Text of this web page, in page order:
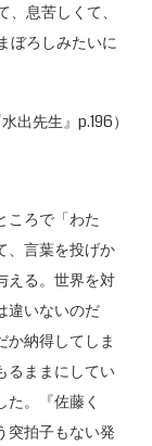
息苦しくて、
ぼろしみたいに
水出先生』p.196）
ころで「わた
、言葉を投げか
える。世界を対
違いないのだ
か納得してしま
るままにしてい
。『佐藤く
突拍子もない発